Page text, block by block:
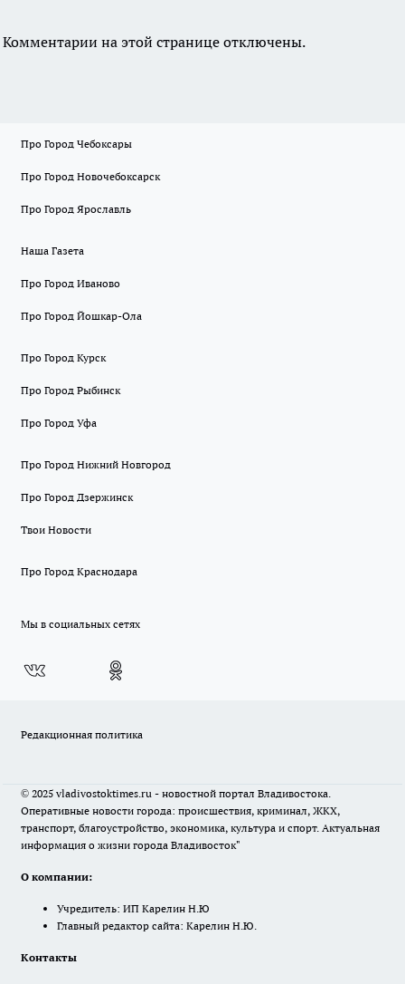
Комментарии на этой странице отключены.
Про Город Чебоксары
Про Город Новочебоксарск
Про Город Ярославль
Наша Газета
Про Город Иваново
Про Город Йошкар-Ола
Про Город Курск
Про Город Рыбинск
Про Город Уфа
Про Город Нижний Новгород
Про Город Дзержинск
Твои Новости
Про Город Краснодара
Мы в социальных сетях
Редакционная политика
© 2025 vladivostoktimes.ru - новостной портал Владивостока.
Оперативные новости города: происшествия, криминал, ЖКХ,
транспорт, благоустройство, экономика, культура и спорт. Актуальная
информация о жизни города Владивосток"
О компании:
Учредитель: ИП Карелин Н.Ю
Главный редактор сайта: Карелин Н.Ю.
Контакты